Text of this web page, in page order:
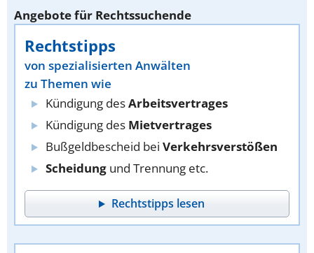
Angebote für Rechtssuchende
Rechtstipps
von spezialisierten Anwälten
zu Themen wie
Kündigung desArbeitsvertrages
Kündigung des Mietvertrages
Bußgeldbescheid bei Verkehrsverstößen
Scheidung und Trennung etc.
Rechtstipps lesen